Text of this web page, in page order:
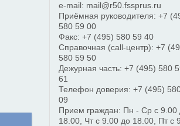
e-mail: mail@r50.fssprus.ru
Приёмная руководителя: +7
580 59 00
Факс: +7 (495) 580 59 40
Справочная (call-центр): +7
580 59 50
Дежурная часть: +7 (495) 580
61
Телефон доверия: +7 (495)
09
Прием граждан: Пн - Ср с 9.00
18.00, Чт с 9.00 до 18.00, Пт с